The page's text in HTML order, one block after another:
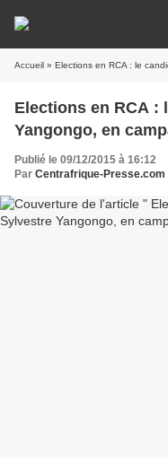
Accueil » Elections en RCA : le
Elections en RCA :
Yangongo, en
Publié le 09/12/2015 à 16:12
Par Centrafrique-Presse.com